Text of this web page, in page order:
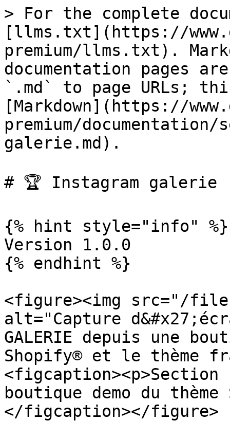
> For the complete
[llms.txt](https://
premium/llms.txt).
documentation pages
`.md` to page URLs;
[Markdown](https://
premium/
galerie.md).
# 🏆 Instagram galerie
{% hint style="info" %}
Version 1.0.0
{% endhint %}
<figure><img src="/files/
alt="Capture
GALERIE depuis une
Shopify® et le thème
boutique demo du thème
</figcaption></figure>